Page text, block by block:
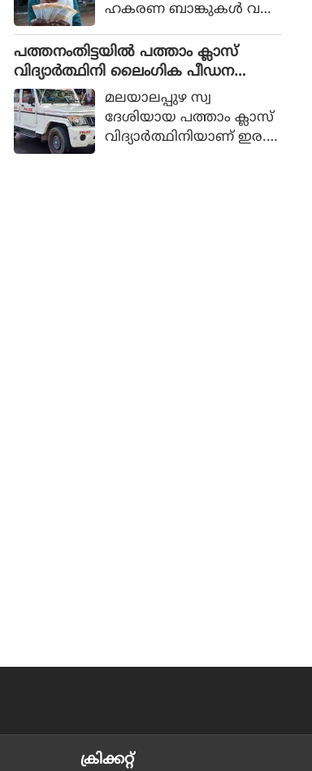
ഹകരണ ബാങ്കുകൾ വഴി
വീട്ടിലെത്തിക്കുന്നത്
യുഡിഎഫ് സർക്കാർ നിർ
ൾക്കു മാത്രമേ ഇനി ക്ഷേമ
പെൻഷൻ വീട്ടിലെത്തൂ.
പത്തനംതിട്ടയില്‍ പത്താം ക്ലാസ്
വിദ്യാര്‍ത്ഥിനി ലൈംഗിക പീഡന
ത്തിനിരയായി; പിതാവടക്കം ഏ
ഴുപേര്‍ക്കെതിരെ വെളിപ്പെടുത്തല്‍
മലയാലപ്പുഴ സ്വ
ദേശിയായ പത്താം ക്ലാസ്
വിദ്യാര്‍ത്ഥിനിയാണ് ഇര.
ക്രിക്കറ്റ്‌